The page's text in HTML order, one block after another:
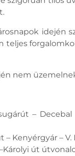
idején
teljes
nem
–
– Kenyérgyár –
út